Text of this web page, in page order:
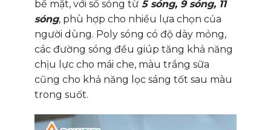
bề mặt, với số sóng từ5 sóng, 9 sóng, 11
sóng, phù hợp cho nhiều lựa chọn của
người dùng. Poly sóng có độ dày mỏng,
các đường sóng đều giúp tăng khả năng
chịu lực cho mái che, màu trắng sữa
cũng cho khả năng lọc sáng tốt sau màu
trong suốt.